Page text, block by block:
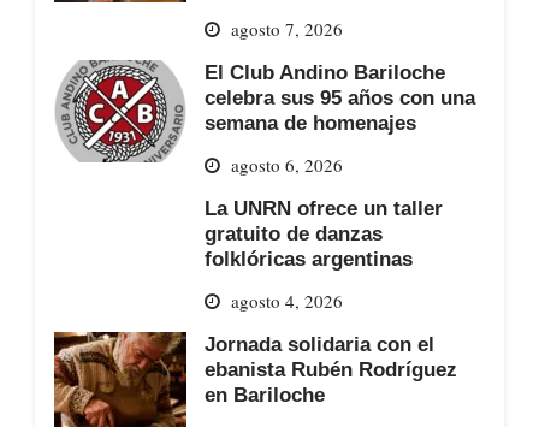
agosto 7, 2026
El Club Andino Bariloche
celebra sus 95 años con una
semana de homenajes
agosto 6, 2026
La UNRN ofrece un taller
gratuito de danzas
folklóricas argentinas
agosto 4, 2026
Jornada solidaria con el
ebanista Rubén Rodríguez
en Bariloche